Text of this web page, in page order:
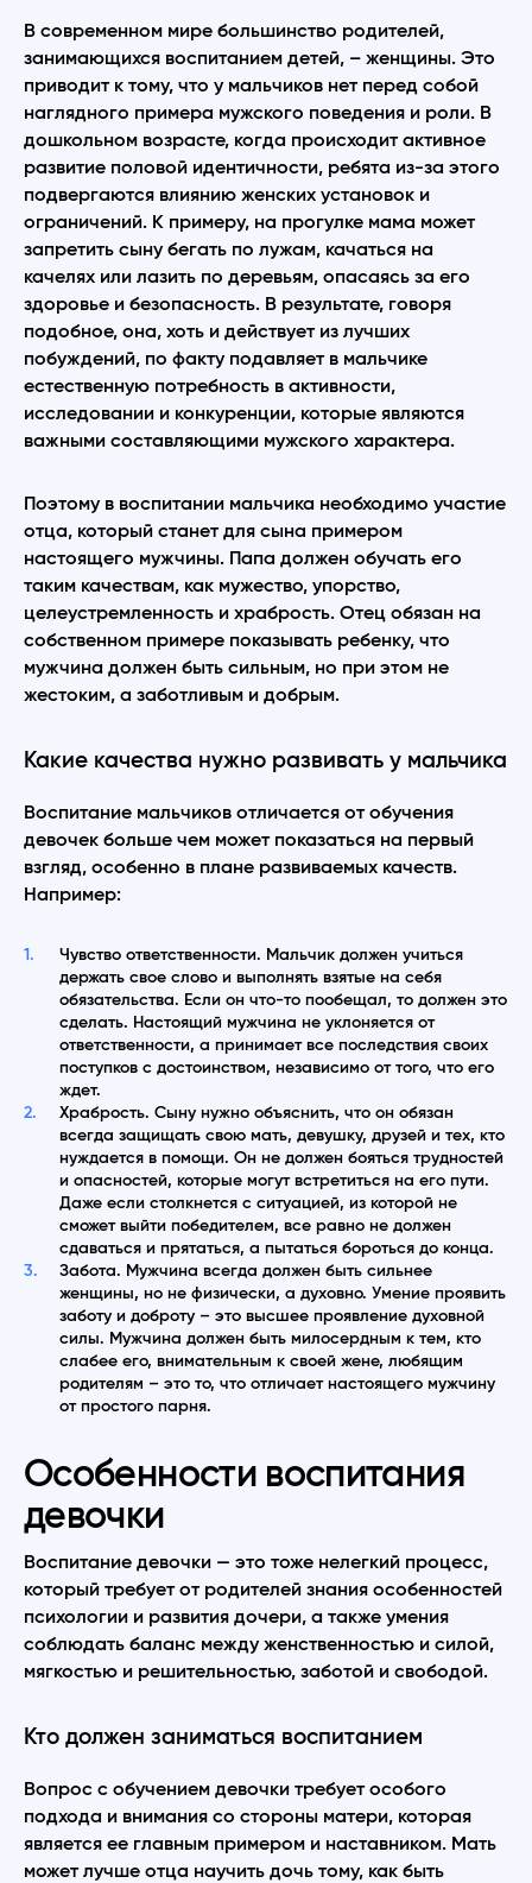
В современном мире большинство родителей,
занимающихся воспитанием детей, – женщины. Это
приводит к тому, что у мальчиков нет перед собой
наглядного примера мужского поведения и роли. В
дошкольном возрасте, когда происходит активное
развитие половой идентичности, ребята из-за этого
подвергаются влиянию женских установок и
ограничений. К примеру, на прогулке мама может
запретить сыну бегать по лужам, качаться на
качелях или лазить по деревьям, опасаясь за его
здоровье и безопасность. В результате, говоря
подобное, она, хоть и действует из лучших
побуждений, по факту подавляет в мальчике
естественную потребность в активности,
исследовании и конкуренции, которые являются
важными составляющими мужского характера.
Поэтому в воспитании мальчика необходимо участие
отца, который станет для сына примером
настоящего мужчины. Папа должен обучать его
таким качествам, как мужество, упорство,
целеустремленность и храбрость. Отец обязан на
собственном примере показывать ребенку, что
мужчина должен быть сильным, но при этом не
жестоким, а заботливым и добрым.
Какие качества нужно развивать у мальчика
Воспитание мальчиков отличается от обучения
девочек больше чем может показаться на первый
взгляд, особенно в плане развиваемых качеств.
Например:
Чувство ответственности. Мальчик должен учиться
держать свое слово и выполнять взятые на себя
обязательства. Если он что-то пообещал, то должен это
сделать. Настоящий мужчина не уклоняется от
ответственности, а принимает все последствия своих
поступков с достоинством, независимо от того, что его
ждет.
Храбрость. Сыну нужно объяснить, что он обязан
всегда защищать свою мать, девушку, друзей и тех, кто
нуждается в помощи. Он не должен бояться трудностей
и опасностей, которые могут встретиться на его пути.
Даже если столкнется с ситуацией, из которой не
сможет выйти победителем, все равно не должен
сдаваться и прятаться, а пытаться бороться до конца.
Забота. Мужчина всегда должен быть сильнее
женщины, но не физически, а духовно. Умение проявить
заботу и доброту – это высшее проявление духовной
силы. Мужчина должен быть милосердным к тем, кто
слабее его, внимательным к своей жене, любящим
родителям – это то, что отличает настоящего мужчину
от простого парня.
Особенности воспитания
девочки
Воспитание девочки — это тоже нелегкий процесс,
который требует от родителей знания особенностей
психологии и развития дочери, а также умения
соблюдать баланс между женственностью и силой,
мягкостью и решительностью, заботой и свободой.
Кто должен заниматься воспитанием
Вопрос с обучением девочки требует особого
подхода и внимания со стороны матери, которая
является ее главным примером и наставником. Мать
может лучше отца научить дочь тому, как быть